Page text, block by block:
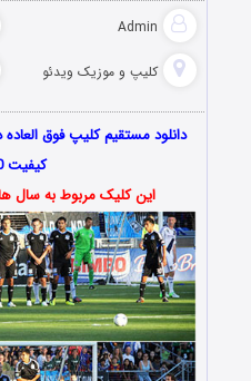
Admin
کلیپ و موزیک ویدئو
دانلود مستقیم کلیپ فوق
کیفیت 720 HD
این کلیک مربوط به سال های 1993 تا 2013